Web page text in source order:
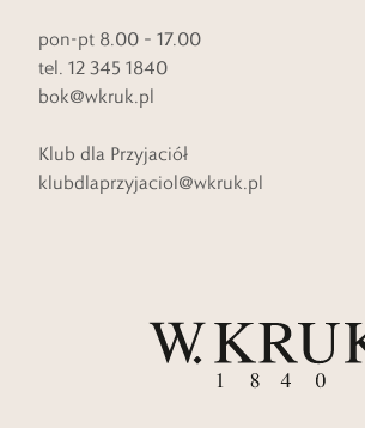
pon-pt 8.00 – 17.00
tel. 12 345 1840
bok@wkruk.pl
Klub dla Przyjaciół
klubdlaprzyjaciol@wkruk.pl